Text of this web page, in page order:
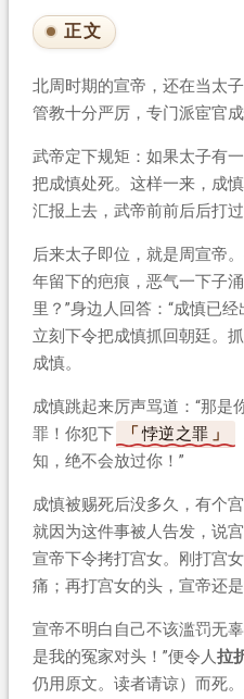
正文
北周时期的宣帝，还在当太
管教十分严厉，专门派宦官
武帝定下规矩：如果太子有
把成慎处死。这样一来，成
汇报上去，武帝前前后后打过
后来太子即位，就是周宣帝
年留下的疤痕，恶气一下子
里？”身边人回答：“成慎已
立刻下令把成慎抓回朝廷。
成慎。
成慎跳起来厉声骂道：“那是
罪！你犯下
悖逆之罪
知，绝不会放过你！”
成慎被赐死后没多久，有个
就因为这件事被人告发，说
宣帝下令拷打宫女。刚打宫
痛；再打宫女的头，宣帝还是
宣帝不明白自己不该滥罚无
是我的冤家对头！”便令人 拉
仍用原文。读者请谅）而死